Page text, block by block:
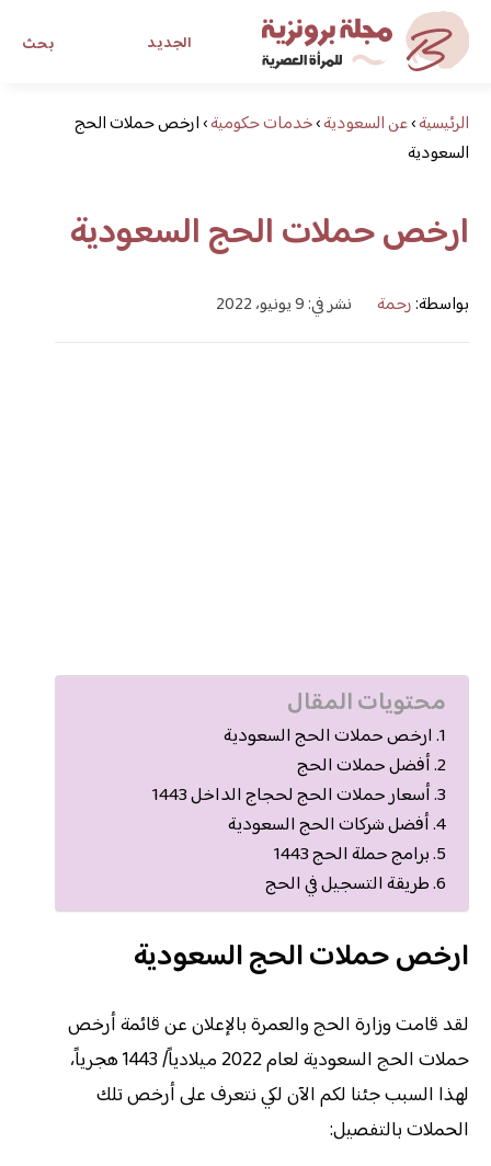
بحث الجديد
مجلة برونزية للفتاة العصريةالرئيسية›عن السعودية›خدمات حكومية›ارخص حملات الحج
السعودية
ارخص حملات الحج السعودية
بواسطة:رحمة نشر في: 9 يونيو، 2022
محتويات المقال
ارخص حملات الحج السعودية
أفضل حملات الحج
أسعار حملات الحج لحجاج الداخل 1443
أفضل شركات الحج السعودية
برامج حملة الحج 1443
طريقة التسجيل في الحج
ارخص حملات الحج السعودية
لقد قامت وزارة الحج والعمرة بالإعلان عن قائمة أرخص
حملات الحج السعودية لعام 2022 ميلادياً/ 1443 هجرياً،
لهذا السبب جئنا لكم الآن لكي نتعرف على أرخص تلك
الحملات بالتفصيل: